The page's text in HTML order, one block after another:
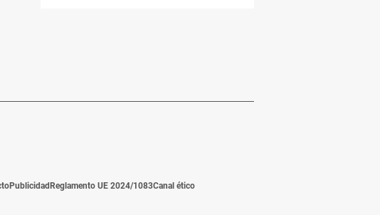
PublicidadReglamento UE 2024/1083Canal ético